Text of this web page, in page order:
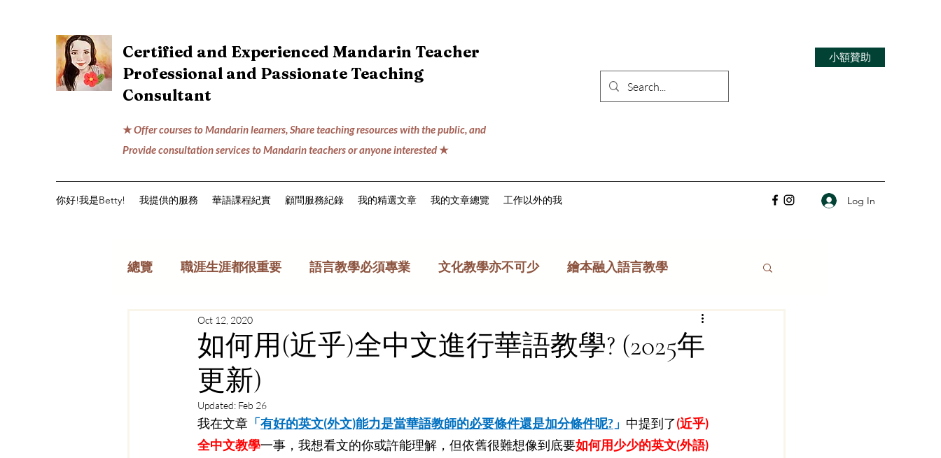
Certified and Experienced Mandarin Teacher
Professional and Passionate Teaching
Consultant
★Offer courses to Mandarin learners, Share teaching resources with the public,and
Provide consultation services to Mandarin teachers or anyone interested★
小額贊助
你好!我是Betty! 我提供的服務 華語課程紀實 顧問服務紀錄 我的精選文章 我的文章總覽 工作以外的我 Log In
總覽 職涯生涯都很重要 語言教學必須專業 文化教學亦不可少 繪本融入語言教學
教學顧問幫你解惑
如何用(近乎)全中文進行華語教學? (2025年
更新)
Oct 12, 2020
Updated: Feb 26
我在文章 「有好的英文(外文)能力是當華語教師的必要條件還是加分條件呢? 」 中提到了(近乎)
全中文教學一事，我想看文的你或許能理解，但依舊很難想像到底要如何用少少的英文(外語)